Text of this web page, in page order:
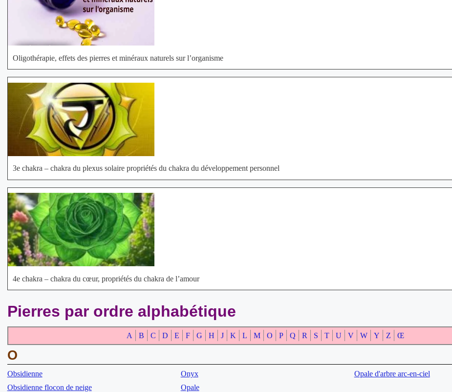
Oligothérapie, effets des pierres et minéraux naturels sur l’organisme
3e chakra – chakra du plexus solaire propriétés du chakra du développement personnel
4e chakra – chakra du cœur, propriétés du chakra de l’amour
Pierres par ordre alphabétique
A B C D E F G H J K L M O P Q R S T U V W Y Z Œ
O
Obsidienne
Obsidienne flocon de neige
Onyx
Opale
Opale d'arbre arc-en-ciel